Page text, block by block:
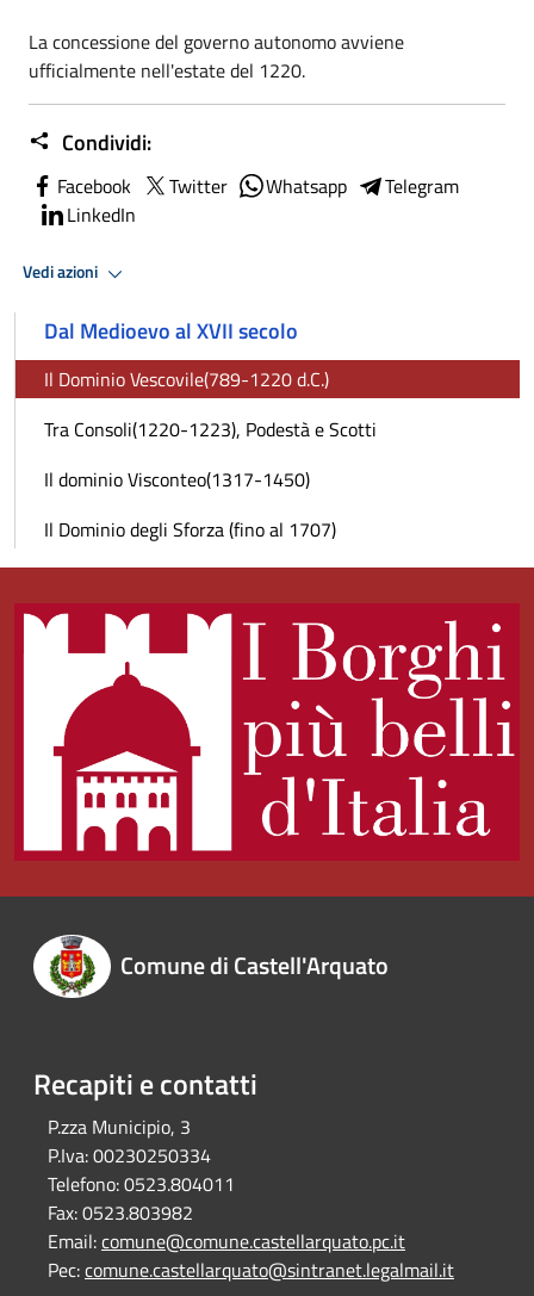
La concessione del governo autonomo avviene
ufficialmente nell'estate del 1220.
Condividi:
Facebook Twitter Whatsapp
Telegram
LinkedIn
Vedi azioni
Dal Medioevo al XVII secolo
Il Dominio Vescovile(789-1220 d.C.)
Tra Consoli(1220-1223), Podestà e Scotti
Il dominio Visconteo(1317-1450)
Il Dominio degli Sforza (fino al 1707)
Comune di Castell'Arquato
Recapiti e contatti
P.zza Municipio, 3
P.Iva:00230250334
Telefono:0523.804011
Fax:0523.803982
Email:comune@comune.castellarquato.pc.it
Pec:comune.castellarquato@sintranet.legalmail.it